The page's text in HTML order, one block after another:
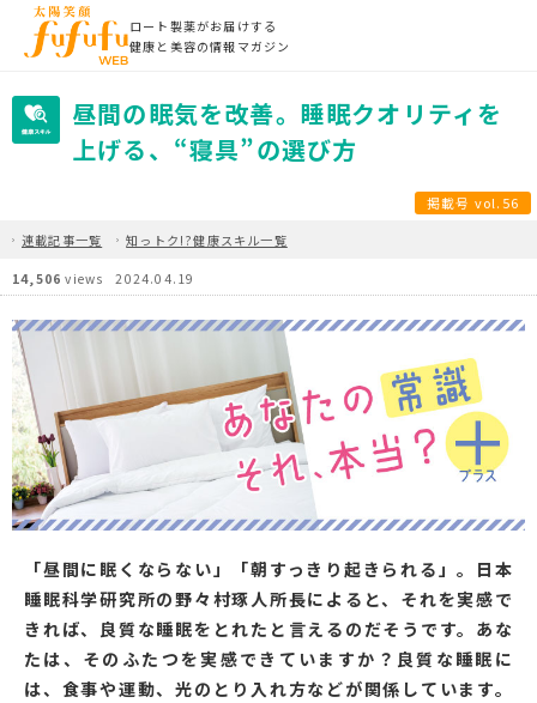
ロート製薬がお届けする
健康と美容の情報マガジン
昼間の眠気を改善。睡眠クオリティを
上げる、“寝具”の選び方
掲載号 vol.56
連載記事一覧 知っトク!?健康スキル一覧
14,506 views 2024.04.19
「昼間に眠くならない」「朝すっきり起きられる」。日本
睡眠科学研究所の野々村琢人所長によると、それを実感で
きれば、良質な睡眠をとれたと言えるのだそうです。あな
たは、そのふたつを実感できていますか？良質な睡眠に
は、食事や運動、光のとり入れ方などが関係しています。